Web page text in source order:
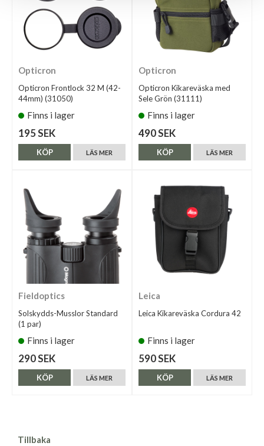
Opticron
Opticron Frontlock 32 M (42-
44mm) (31050)
Finns i lager
195 SEK
LÄS MER
KÖP
Opticron
Opticron Kikareväska med
Sele Grön (31111)
Finns i lager
490 SEK
LÄS MER
KÖP
Fieldoptics
Solskydds-Musslor Standard
(1 par)
Finns i lager
290 SEK
LÄS MER
KÖP
Leica
Leica Kikareväska Cordura 42
Finns i lager
590 SEK
LÄS MER
KÖP
Tillbaka